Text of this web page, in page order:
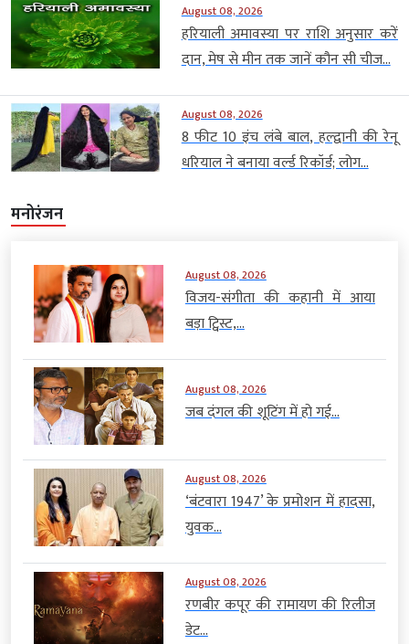
August 08, 2026
हरियाली अमावस्या पर राशि अनुसार करें
दान, मेष से मीन तक जानें कौन सी चीज...
August 08, 2026
8 फीट 10 इंच लंबे बाल, हल्द्वानी की रेनू
धरियाल ने बनाया वर्ल्ड रिकॉर्ड; लोग...
मनोरंजन
August 08, 2026
विजय-संगीता की कहानी में आया
बड़ा ट्विस्ट,...
August 08, 2026
जब दंगल की शूटिंग में हो गई...
August 08, 2026
‘बंटवारा 1947’ के प्रमोशन में हादसा,
युवक...
August 08, 2026
रणबीर कपूर की रामायण की रिलीज
डेट...